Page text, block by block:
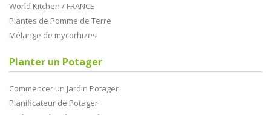
World Kitchen / FRANCE
Plantes de Pomme de Terre
Mélange de mycorhizes
Planter un Potager
Commencer un Jardin Potager
Planificateur de Potager